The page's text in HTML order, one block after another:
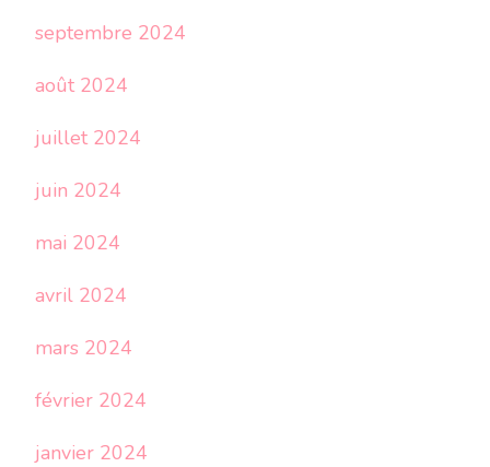
septembre 2024
août 2024
juillet 2024
juin 2024
mai 2024
avril 2024
mars 2024
février 2024
janvier 2024